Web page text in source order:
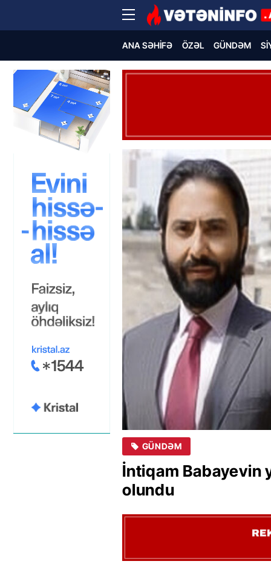
ANA SƏHIFƏ ÖZƏL GÜNDƏM
GÜNDƏM
İntiqam Babayevin
olundu